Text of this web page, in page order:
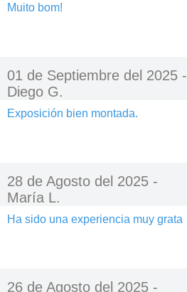
Muito bom!
01 de Septiembre del 2025 -
Diego G.
Exposición bien montada.
28 de Agosto del 2025 -
María L.
Ha sido una experiencia muy grata
26 de Agosto del 2025 -